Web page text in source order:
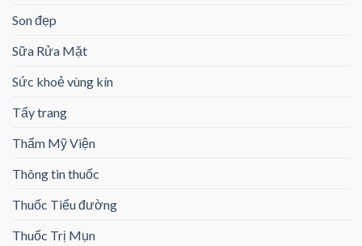
Son đẹp
Sữa Rửa Mặt
Sức khoẻ vùng kín
Tẩy trang
Thẩm Mỹ Viện
Thông tin thuốc
Thuốc Tiểu đường
Thuốc Trị Mụn